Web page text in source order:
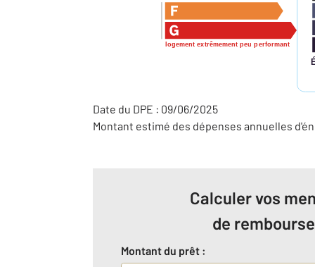
logement extrêmement peu performant
Date du DPE : 09/06/2025
Montant estimé des dépenses annuelles
Calculer vos
de
Montant du prêt :